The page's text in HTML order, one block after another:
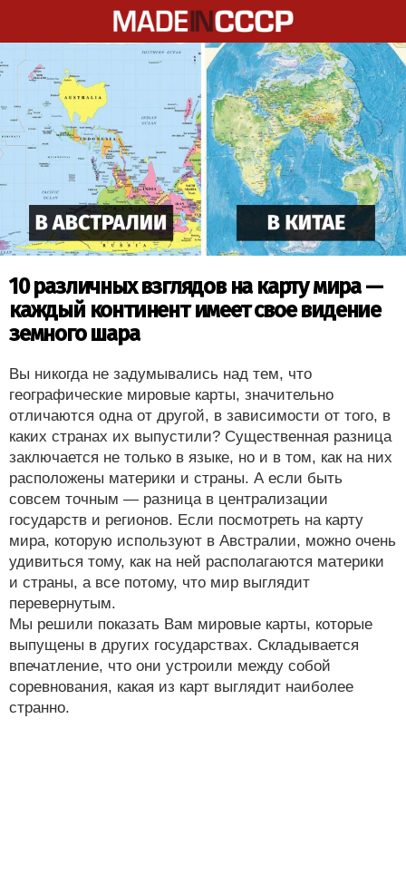
10 различных взглядов на карту мира —
каждый континент имеет свое видение
земного шара
Вы никогда не задумывались над тем, что
географические мировые карты, значительно
отличаются одна от другой, в зависимости от того, в
каких странах их выпустили? Существенная разница
заключается не только в языке, но и в том, как на них
расположены материки и страны. А если быть
совсем точным — разница в централизации
государств и регионов. Если посмотреть на карту
мира, которую используют в Австралии, можно очень
удивиться тому, как на ней располагаются материки
и страны, а все потому, что мир выглядит
перевернутым.
Мы решили показать Вам мировые карты, которые
выпущены в других государствах. Складывается
впечатление, что они устроили между собой
соревнования, какая из карт выглядит наиболее
странно.